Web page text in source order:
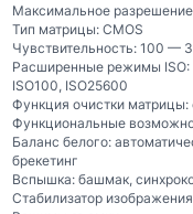
Максимальное
Тип матрицы: CMOS
Чувствительность: 100 —
Расширенные режимы ISO:
ISO100, ISO25600
Функция очистки матрицы:
Функциональные
Баланс белого:
брекетинг
Вспышка: башмак,
Стабилизатор